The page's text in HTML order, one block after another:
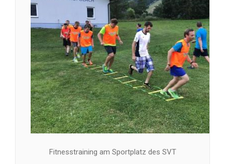
Fitnesstraining am Sportplatz des SVT